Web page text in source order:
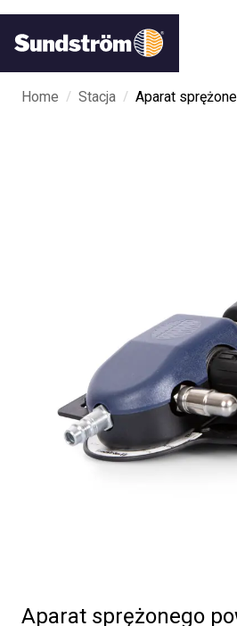
Home / Stacja / Aparat
Aparat sprężonego